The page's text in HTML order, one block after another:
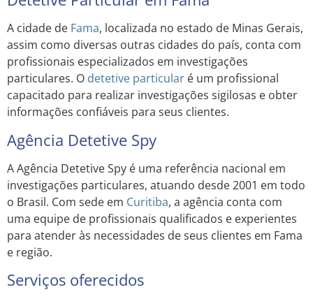
A cidade de Fama, localizada no estado de Minas Gerais,
assim como diversas outras cidades do país, conta com
profissionais especializados em investigações
particulares. O detetive particular é um profissional
capacitado para realizar investigações sigilosas e obter
informações confiáveis para seus clientes.
Agência Detetive Spy
A Agência Detetive Spy é uma referência nacional em
investigações particulares, atuando desde 2001 em todo
o Brasil. Com sede em Curitiba, a agência conta com
uma equipe de profissionais qualificados e experientes
para atender às necessidades de seus clientes em Fama
e região.
Serviços oferecidos